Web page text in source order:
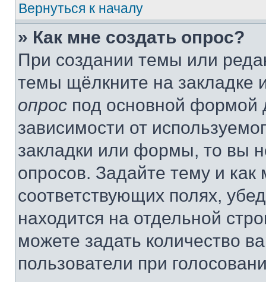
Вернуться к началу
» Как мне создать опрос?
При создании темы или
темы щёлкните на
опрос под основной формой
зависимости от
закладки или формы, то вы
опросов. Задайте тему и
соответствующих полях,
находится на отдельной
можете задать количество
пользователи при